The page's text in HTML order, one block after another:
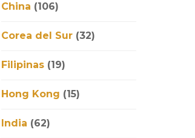
China (106)
Corea del Sur (32)
Filipinas (19)
Hong Kong (15)
India (62)